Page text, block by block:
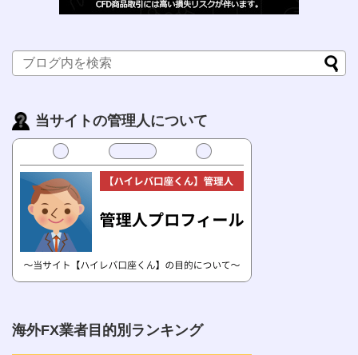
当サイトの管理人について
海外FX業者目的別ランキング